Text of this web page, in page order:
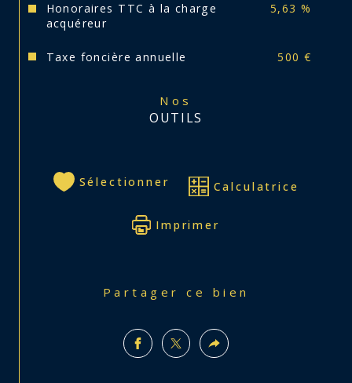
Honoraires TTC à la charge
acquéreur
5,63 %
Taxe foncière annuelle 500 €
Nos
OUTILS
Sélectionner Calculatrice
Imprimer
Partager ce bien